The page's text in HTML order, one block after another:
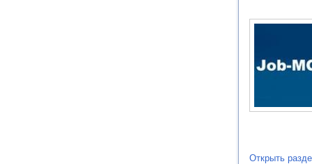
Открыть